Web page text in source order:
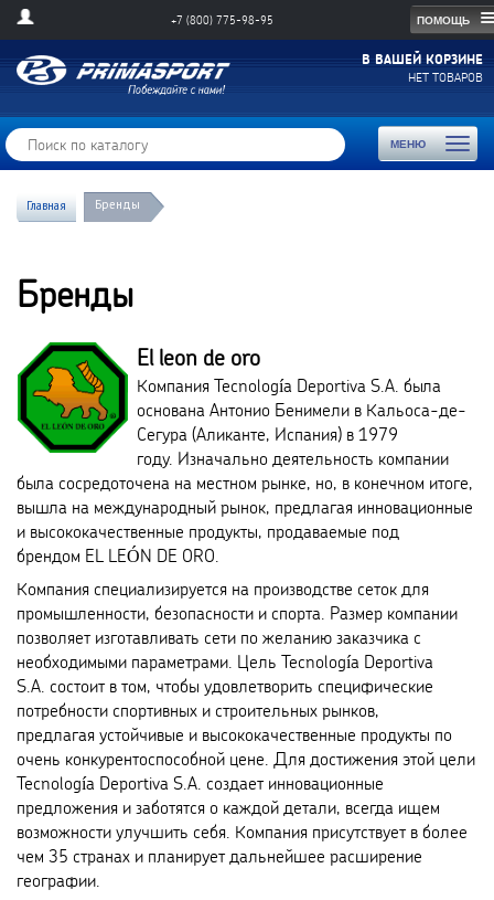
ПОМОЩЬ
+7 (800) 775-98-95
В ВАШЕЙ КОРЗИНЕ
НЕТ ТОВАРОВ
МЕНЮ
Toggle
Главная Бренды
Бренды
El leon de oro
Компания Tecnología Deportiva S.A. была
основана Антонио Бенимели в Кальоса-де-
Сегура (Аликанте, Испания) в 1979
году. Изначально деятельность компании
была сосредоточена на местном рынке, но, в конечном итоге,
вышла на международный рынок, предлагая инновационные
и высококачественные продукты, продаваемые под
брендом EL LEÓN DE ORO.
Компания специализируется на производстве сеток для
промышленности, безопасности и спорта. Размер компании
позволяет изготавливать сети по желанию заказчика с
необходимыми параметрами. Цель Tecnología Deportiva
S.A. состоит в том, чтобы удовлетворить специфические
потребности спортивных и строительных рынков,
предлагая устойчивые и высококачественные продукты по
очень конкурентоспособной цене. Для достижения этой цели
Tecnología Deportiva S.A. создает инновационные
предложения и заботятся о каждой детали, всегда ищем
возможности улучшить себя. Компания присутствует в более
чем 35 странах и планирует дальнейшее расширение
географии.